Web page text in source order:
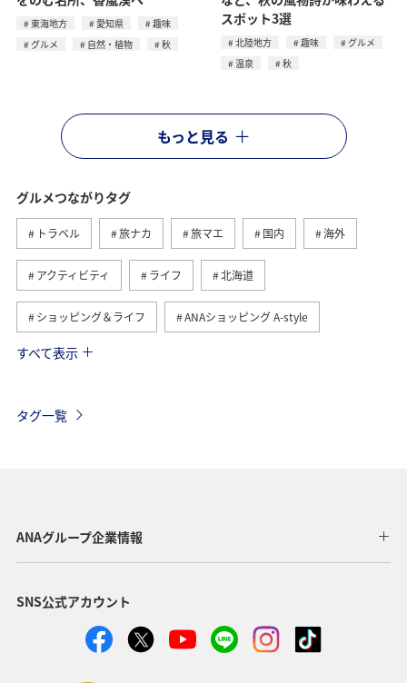
東海地方 愛知県
趣味
グルメ
自然・植物 秋
スポット3選
北陸地方 趣味
グルメ
温泉
秋
もっと見る
グルメつながりタグ
トラベル 旅ナカ 旅マエ 国内 海外
アクティビティ ライフ 北海道
ショッピング＆ライフ ANAショッピング A-style
ヨーロッパ
福岡県 北陸地方 ANA Mall アメリカ
東京都 東南アジア・南アジア
四国地方 沖縄 海 宮崎県
すべて表示
タグ一覧
ANAグループ企業情報
SNS公式アカウント